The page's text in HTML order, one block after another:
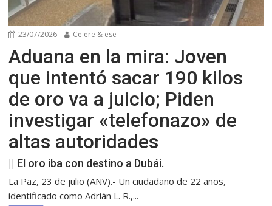
23/07/2026 Ce ere & ese
Aduana en la mira: Joven
que intentó sacar 190 kilos
de oro va a juicio; Piden
investigar «telefonazo» de
altas autoridades
|| El oro iba con destino a Dubái.
La Paz, 23 de julio (ANV).- Un ciudadano de 22 años,
identificado como Adrián L. R.,...